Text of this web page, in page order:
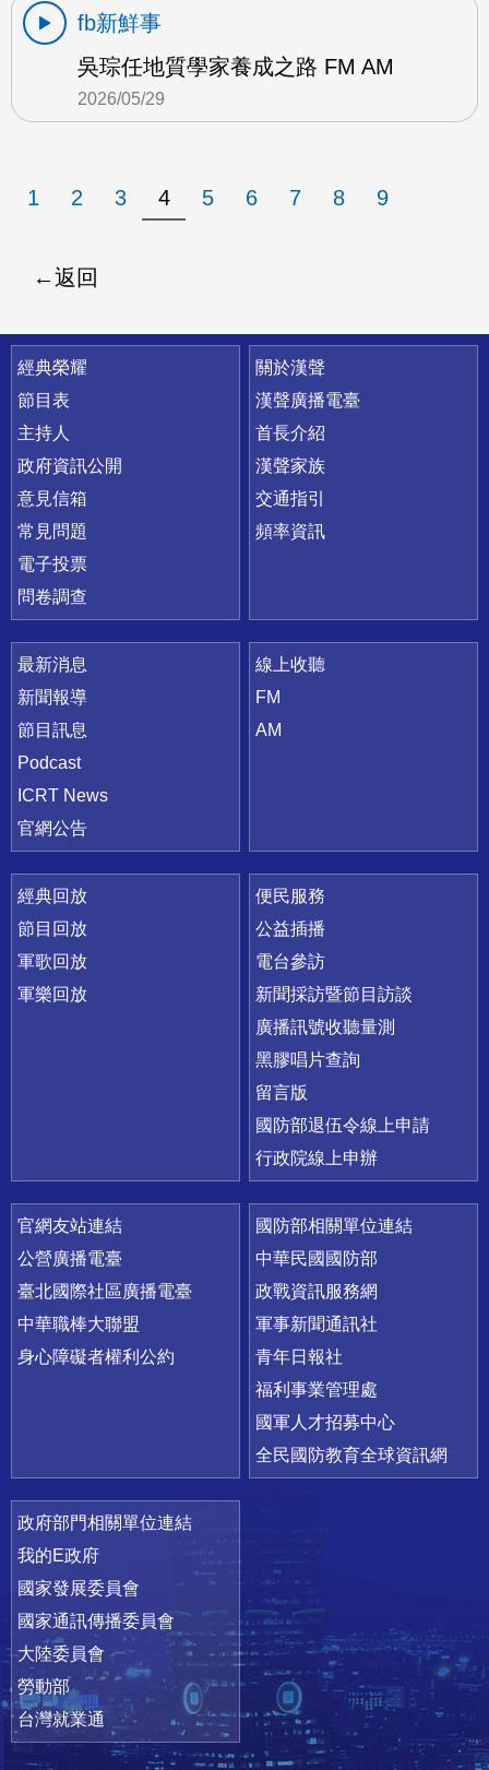
fb新鮮事
吳琮任地質學家養成之路 FM AM
2026/05/29
1 2 3 4 5 6 7 8 9
返回
快速連結
經典榮耀
節目表
主持人
政府資訊公開
意見信箱
常見問題
電子投票
問卷調查
關於漢聲
漢聲廣播電臺
首長介紹
漢聲家族
交通指引
頻率資訊
最新消息
新聞報導
節目訊息
Podcast
ICRT News
官網公告
線上收聽
FM
AM
經典回放
節目回放
軍歌回放
軍樂回放
便民服務
公益插播
電台參訪
新聞採訪暨節目訪談
廣播訊號收聽量測
黑膠唱片查詢
留言版
國防部退伍令線上申請
行政院線上申辦
官網友站連結
公營廣播電臺
臺北國際社區廣播電臺
中華職棒大聯盟
身心障礙者權利公約
國防部相關單位連結
中華民國國防部
政戰資訊服務網
軍事新聞通訊社
青年日報社
福利事業管理處
國軍人才招募中心
全民國防教育全球資訊網
政府部門相關單位連結
我的E政府
國家發展委員會
國家通訊傳播委員會
大陸委員會
勞動部
台灣就業通